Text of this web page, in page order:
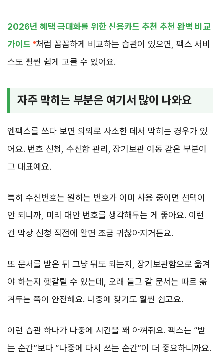
2026년 혜택 극대화를 위한 신용카드 추천 추천 완벽 비교
가이드 처럼 꼼꼼하게 비교하는 습관이 있으면, 팩스 서비
스도 훨씬 쉽게 고를 수 있어요.
자주 막히는 부분은 여기서 많이 나와요
엔팩스를 쓰다 보면 의외로 사소한 데서 막히는 경우가 있
어요. 번호 신청, 수신함 관리, 장기보관 이동 같은 부분이
그 대표예요.
특히 수신번호는 원하는 번호가 이미 사용 중이면 선택이
안 되니까, 미리 대안 번호를 생각해두는 게 좋아요. 이런
건 막상 신청 직전에 알면 조금 귀찮아지거든요.
또 문서를 받은 뒤 그냥 둬도 되는지, 장기보관함으로 옮겨
야 하는지 헷갈릴 수 있는데, 오래 들고 갈 문서는 따로 옮
겨두는 쪽이 안전해요. 나중에 찾기도 훨씬 쉽고요.
이런 습관 하나가 나중에 시간을 꽤 아껴줘요. 팩스는 “받
는 순간”보다 “나중에 다시 쓰는 순간”이 더 중요하니까요.